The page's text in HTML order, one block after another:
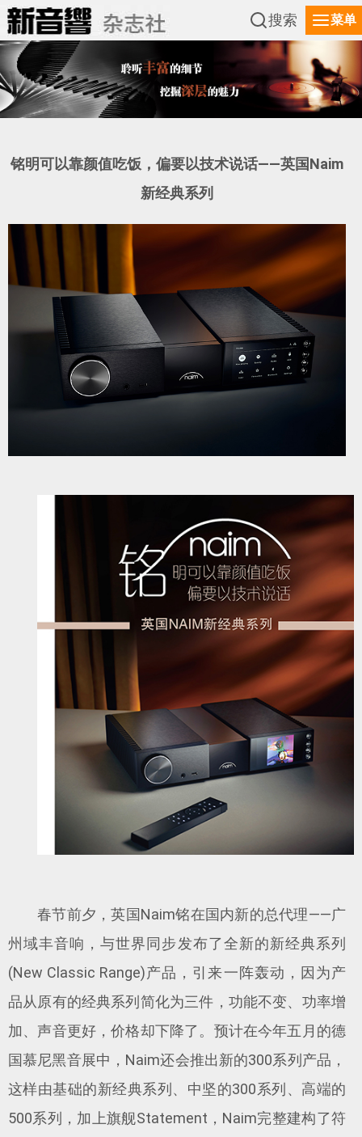
搜索 菜单
铭明可以靠颜值吃饭，偏要以技术说话——英国Naim
新经典系列
春节前夕，英国Naim铭在国内新的总代理——广
州域丰音响，与世界同步发布了全新的新经典系列
(New Classic Range)产品，引来一阵轰动，因为产
品从原有的经典系列简化为三件，功能不变、功率增
加、声音更好，价格却下降了。预计在今年五月的德
国慕尼黑音展中，Naim还会推出新的300系列产品，
这样由基础的新经典系列、中坚的300系列、高端的
500系列，加上旗舰Statement，Naim完整建构了符